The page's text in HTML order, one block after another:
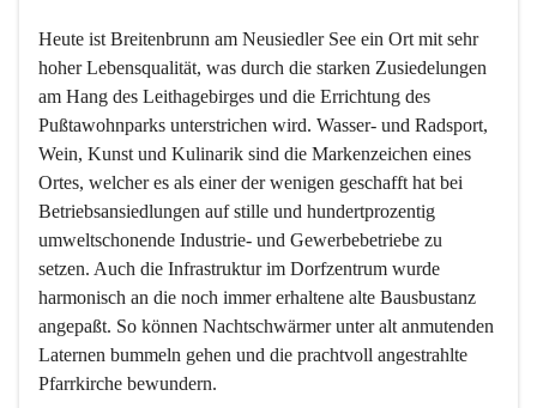
Heute ist Breitenbrunn am Neusiedler See ein Ort mit sehr
hoher Lebensqualität, was durch die starken Zusiedelungen
am Hang des Leithagebirges und die Errichtung des
Pußtawohnparks unterstrichen wird. Wasser- und Radsport,
Wein, Kunst und Kulinarik sind die Markenzeichen eines
Ortes, welcher es als einer der wenigen geschafft hat bei
Betriebsansiedlungen auf stille und hundertprozentig
umweltschonende Industrie- und Gewerbebetriebe zu
setzen. Auch die Infrastruktur im Dorfzentrum wurde
harmonisch an die noch immer erhaltene alte Bausbustanz
angepaßt. So können Nachtschwärmer unter alt anmutenden
Laternen bummeln gehen und die prachtvoll angestrahlte
Pfarrkirche bewundern.